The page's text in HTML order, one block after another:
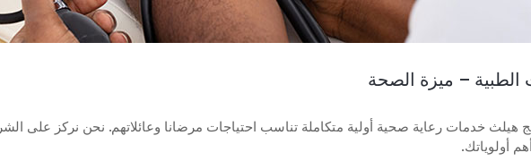
الطبية – ميزة الصحة
هيلث خدمات رعاية صحية أولية متكاملة تناسب احتياجات مرضانا وعائلاتهم. نحن نركز على
أولوياتك.